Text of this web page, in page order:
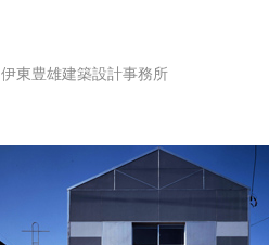
伊東豊雄建築設計事務所